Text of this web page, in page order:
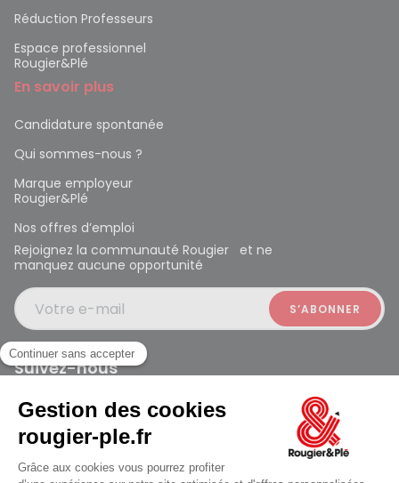
Ferme à 19:30
Réduction Professeurs
Espace professionnel
Rougier&Plé
En savoir plus
Candidature spontanée
Qui sommes-nous ?
Marque employeur
Rougier&Plé
Nos offres d’emploi
Rejoignez la communauté Rougier et ne
manquez aucune opportunité
Votre e-mail
Suivez-nous
Rougier et Plé 2024 Copyright